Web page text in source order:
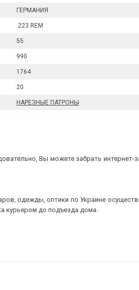
ГЕРМАНИЯ
.223 REM
55
990
1764
20
НАРЕЗНЫЕ ПАТРОНЫ
Вы можете забрать
одежды, оптики по Украине
курьером до подъезда дома.